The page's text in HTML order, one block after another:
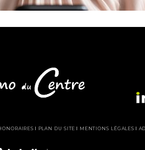
PLAN DU SITE MENTIONS LÉGALES